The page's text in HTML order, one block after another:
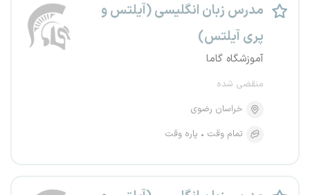
مدرس زبان انگلیسی (آیلتس و
پری آیلتس)
آموزشگاه گاما
منقضی شده
خراسان رضوی
تمام وقت
پاره وقت